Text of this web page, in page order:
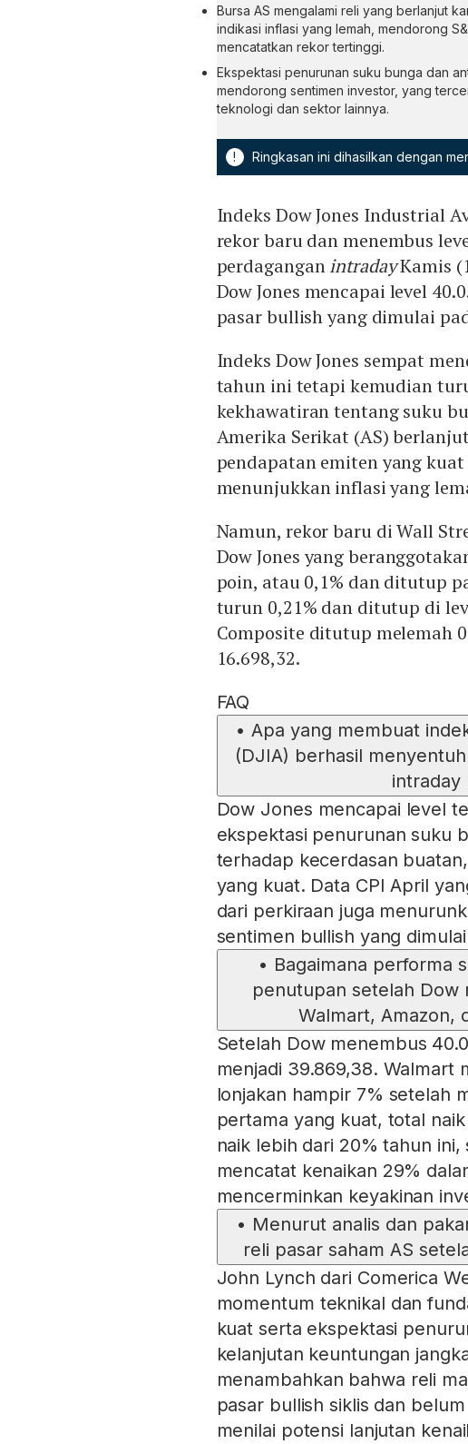
Bursa AS mengalami reli yang berlanjut
indikasi inflasi yang lemah, mendorong
mencatatkan rekor tertinggi.
Ekspektasi penurunan suku bunga dan
mendorong sentimen investor, yang
teknologi dan sektor lainnya.
! Ringkasan ini dihasilkan dengan
Indeks Dow Jones Industrial
rekor baru dan menembus
perdaganganintradayKamis
Dow Jones mencapai level
pasar bullish yang dimulai
Indeks Dow Jones sempat
tahun ini tetapi kemudian
kekhawatiran tentang suku
Amerika Serikat (AS)
pendapatan emiten yang
menunjukkan inflasi yang
Namun, rekor baru di Wall
Dow Jones yang
poin, atau 0,1% dan ditutup
turun 0,21% dan ditutup di
Composite ditutup melemah
16.698,32.
FAQ
• Apa yang membuat
(DJIA) berhasil
intraday
Dow Jones mencapai level
ekspektasi penurunan suku
terhadap kecerdasan
yang kuat. Data CPI April
dari perkiraan juga
sentimen bullish yang
• Bagaimana performa
penutupan setelah Dow
Walmart, Amazon,
Setelah Dow menembus
menjadi 39.869,38. Walmart
lonjakan hampir 7% setelah
pertama yang kuat, total
naik lebih dari 20% tahun
mencatat kenaikan 29%
mencerminkan keyakinan
• Menurut analis dan
reli pasar saham AS
John Lynch dari Comerica
momentum teknikal dan
kuat serta ekspektasi
kelanjutan keuntungan
menambahkan bahwa reli
pasar bullish siklis dan
menilai potensi lanjutan